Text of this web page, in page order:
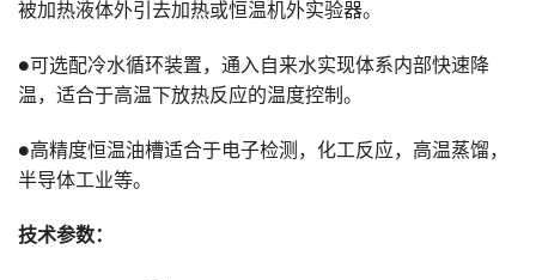
被加热液体外引去加热或恒温机外实验器。
●可选配冷水循环装置，通入自来水实现体系内部快速降
温，适合于高温下放热反应的温度控制。
●高精度恒温油槽适合于电子检测，化工反应，高温蒸馏，
半导体工业等。
技术参数：